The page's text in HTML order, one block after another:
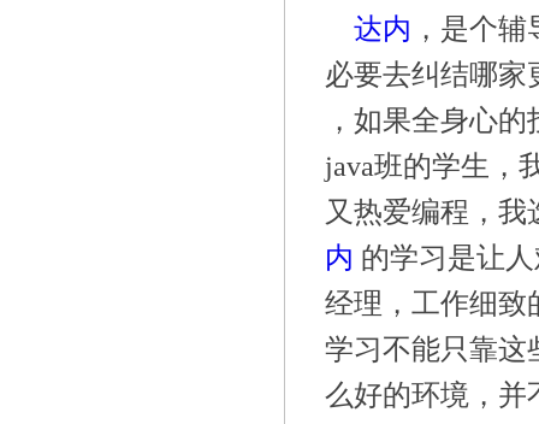
达内 ，是个
必要去纠结哪家
，如果全身心
java班的学生，
又热爱编程，
内 的学习是让
经理，工作细致
学习不能只靠这
么好的环境，并